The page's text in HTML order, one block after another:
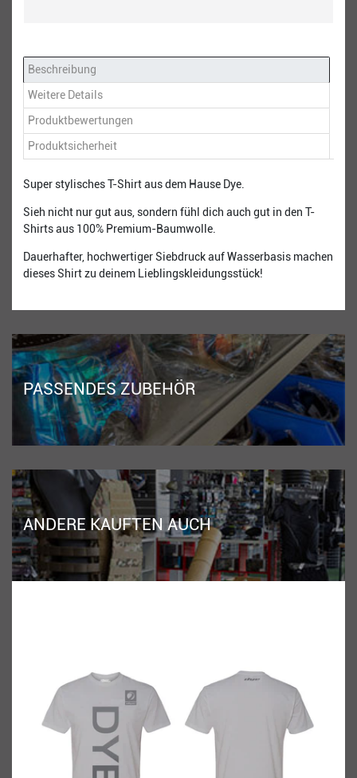
Beschreibung
Weitere Details
Produktbewertungen
Produktsicherheit
Super stylisches T-Shirt aus dem Hause Dye.
Sieh nicht nur gut aus, sondern fühl dich auch gut in den T-
Shirts aus 100% Premium-Baumwolle.
Dauerhafter, hochwertiger Siebdruck auf Wasserbasis machen
dieses Shirt zu deinem Lieblingskleidungsstück!
PASSENDES ZUBEHÖR
ANDERE KAUFTEN AUCH